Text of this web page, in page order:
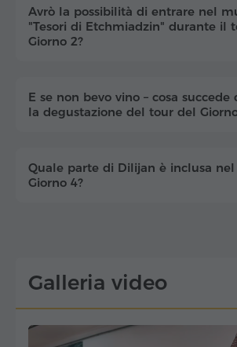
Avrò la possibilità di entrare nel
"Tesori di Etchmiadzin" durante il
Giorno 2?
E se non bevo vino – cosa succede
la degustazione del tour del
Quale parte di Dilijan è inclusa
Giorno 4?
Galleria video